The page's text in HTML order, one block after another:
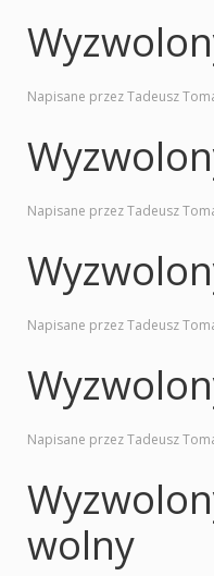
Napisane przez Tadeusz
Napisane przez Tadeusz
Napisane przez Tadeusz
Napisane przez Tadeusz
wolny